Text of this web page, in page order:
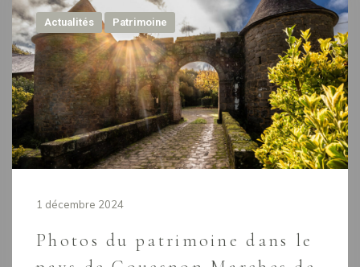
Actualités Patrimoine
1 décembre 2024
Photos du patrimoine dans le